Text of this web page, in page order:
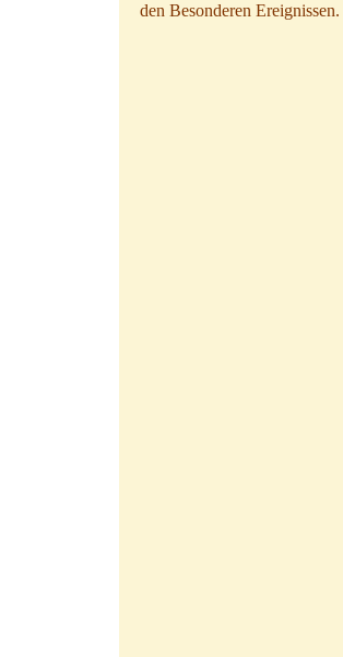
den Besonderen Ereignissen.